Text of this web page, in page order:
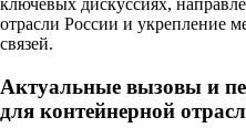
отрасли России и укрепление
связей.
Актуальные вызовы и
для контейнерной